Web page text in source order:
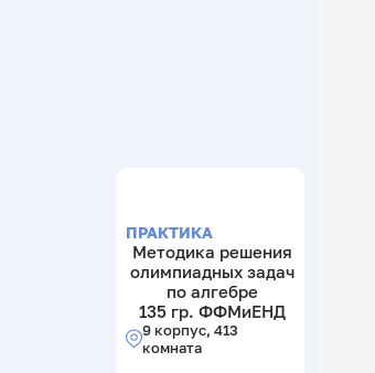
ПРАКТИКА
Методика решения
олимпиадных задач
по алгебре
135 гр. ФФМиЕНД
9 корпус, 413
комната